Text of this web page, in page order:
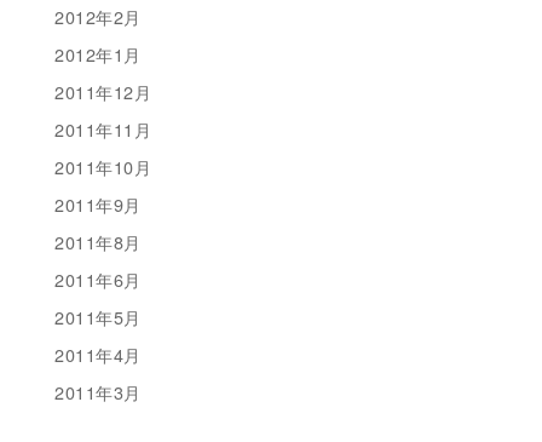
2012年2月
2012年1月
2011年12月
2011年11月
2011年10月
2011年9月
2011年8月
2011年6月
2011年5月
2011年4月
2011年3月